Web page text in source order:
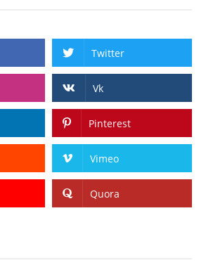
Twitter
Vk
Pinterest
Vimeo
Quora